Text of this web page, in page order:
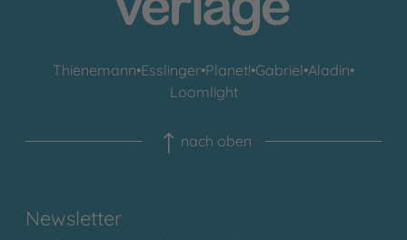
Thienemann•Esslinger•Planet!•Gabriel•Aladin•
Loomlight
nach oben
Newsletter